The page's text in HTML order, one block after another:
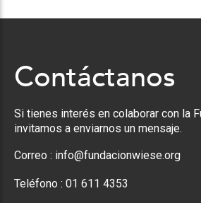
Contáctanos
Si tienes interés en colaborar con la
invitamos a enviarnos un mensaje.
Correo : info@fundacionwiese.org
Teléfono : 01 611 4353